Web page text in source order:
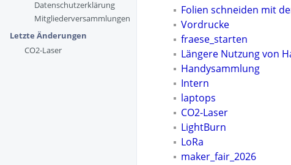
Datenschutzerklärung
Mitgliederversammlungen
Letzte Änderungen
CO2-Laser
Folien schneiden mit
Vordrucke
fraese_starten
Längere Nutzung von
Handysammlung
Intern
laptops
CO2-Laser
LightBurn
LoRa
maker_fair_2026